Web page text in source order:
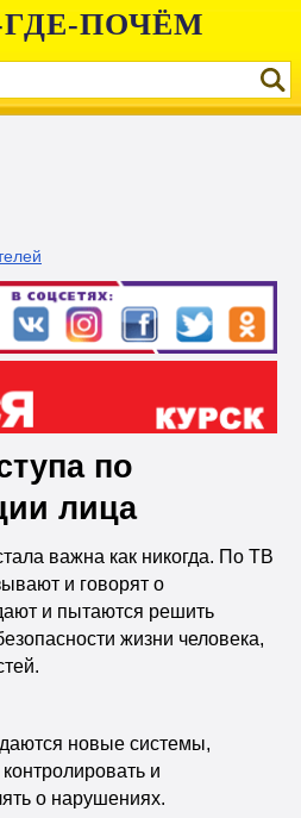
ПОЧЁМ
по
лица
важна как никогда. По ТВ
и говорят о
и пытаются решить
жизни человека,
новые системы,
и
о нарушениях.